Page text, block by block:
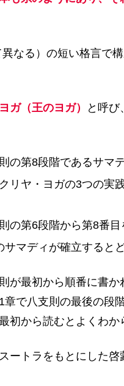
なる）の短い格言で
ガ（王のヨガ）
と呼び
第8段階であるサマ
リヤ・ヨガの3つの実
の第6段階から第8番目
マディが確立すると
が最初から順番に書か
で八支則の最後の段
から読むとよくわか
ートラをもとにした